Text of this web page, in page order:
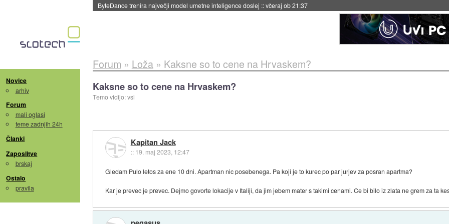
Spletne strani začele streči oglase za agente umetne inteligence::včeraj ob 21:23
Novice
arhiv
Forum
mali oglasi
teme zadnjih 24h
Članki
Zaposlitve
brskaj
Ostalo
pravila
Forum » Loža» Kaksne so to cene na Hrvaskem?
Kaksne so to cene na Hrvaskem?
Temo vidijo: vsi
Kapitan Jack
:: 19. maj 2023, 12:47
Gledam Pulo letos za ene 10 dni. Apartman nic posebenega. Pa koji je to kurec po par jurjev za posran apartma?
Kar je prevec je prevec. Dejmo govorte lokacije v Italiji, da jim jebem mater s takimi cenami. Ce bi bilo iz zlata ne grem za ta